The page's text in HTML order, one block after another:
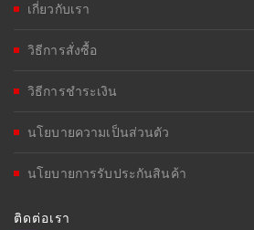
เกี่ยวกับเรา
วิธีการสั่งซื้อ
วิธีการชำระเงิน
นโยบายความเป็นส่วนตัว
นโยบายการรับประกันสินค้า
ติดต่อเรา